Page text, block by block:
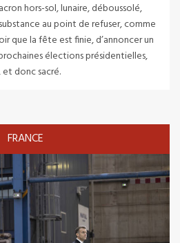
hors-sol, lunaire, déboussolé,
au point de refuser, comme
que la fête est finie, d’annoncer un
élections présidentielles,
donc sacré.
FRANCE